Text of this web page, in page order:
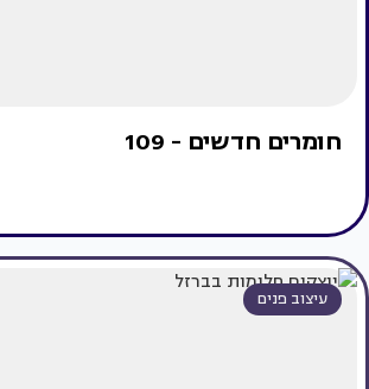
חומרים חדשים - 109
עיצוב פנים